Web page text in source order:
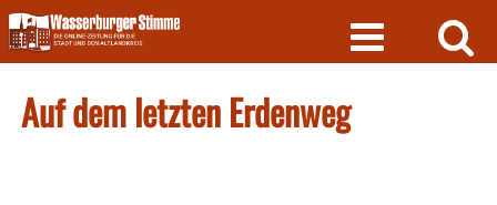
Skip
to
content
Auf dem letzten Erdenweg